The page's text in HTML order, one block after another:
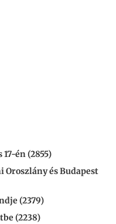
én (2855)
és Budapest
(2379)
(2238)